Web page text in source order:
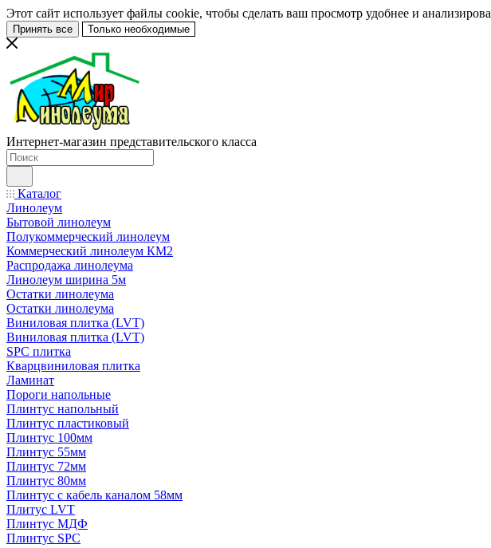
Этот сайт использует файлы cookie, чтобы сделать ваш просмотр удобнее и
Принять все Только необходимые
Интернет-магазин представительского класса
Каталог
Линолеум
Бытовой линолеум
Полукоммерческий линолеум
Коммерческий линолеум КМ2
Распродажа линолеума
Линолеум ширина 5м
Остатки линолеума
Остатки линолеума
Виниловая плитка (LVT)
Виниловая плитка (LVT)
SPC плитка
Кварцвиниловая плитка
Ламинат
Пороги напольные
Плинтус напольный
Плинтус пластиковый
Плинтус 100мм
Плинтус 55мм
Плинтус 72мм
Плинтус 80мм
Плинтус с кабель каналом 58мм
Плитус LVT
Плинтус МДФ
Плинтус SPC